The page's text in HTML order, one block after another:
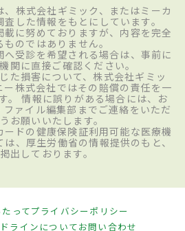
株式会社ギミック、またはミーカ
した情報をもとにしています。
に努めておりますが、内容を完全
ものではありません。
受診を希望される場合は、事前に
関に直接ご確認ください。
た損害について、株式会社ギミッ
ー株式会社ではその賠償の責任を一
。 情報に誤りがある場合には、お
ァイル編集部までご連絡をいただ
お願いいたします。
ドの健康保険証利用可能な医療機
、厚生労働省の情報提供のもと、
出しております。
ってプライバシーポリシー
ラインについてお問い合わせ